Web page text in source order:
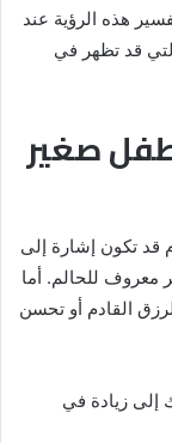
هذه الرؤية عند
قد تظهر في
صغير
قد تكون إشارة إلى
معروف للحالم. أما
القادم أو تحسن
إلى زيادة في